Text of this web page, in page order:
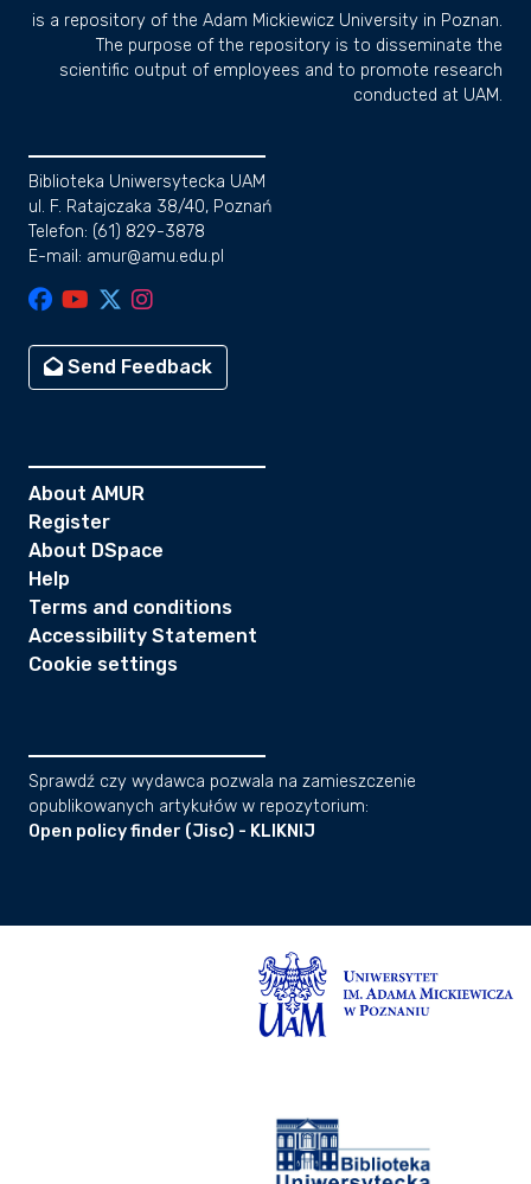
is a repository of the Adam Mickiewicz University in Poznan.
The purpose of the repository is to disseminate the
scientific output of employees and to promote research
conducted at UAM.
Biblioteka Uniwersytecka UAM
ul. F. Ratajczaka 38/40, Poznań
Telefon: (61) 829-3878
E-mail: amur@amu.edu.pl
Send Feedback
About AMUR
Register
About DSpace
Help
Terms and conditions
Accessibility Statement
Cookie settings
Sprawdź czy wydawca pozwala na zamieszczenie
opublikowanych artykułów w repozytorium:
Open policy finder (Jisc) - KLIKNIJ